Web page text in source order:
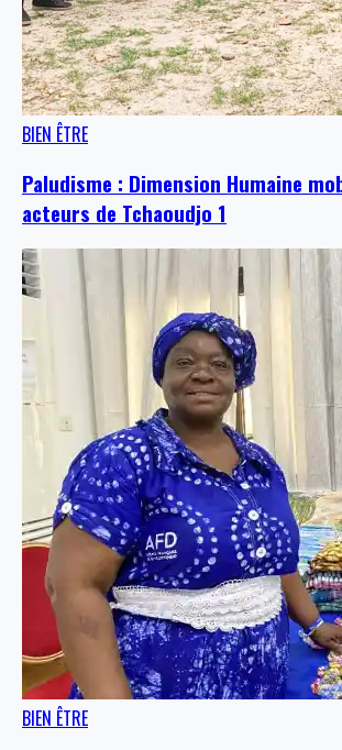
BIEN ÊTRE
Paludisme : Dimension Humaine
acteurs de Tchaoudjo 1
BIEN ÊTRE